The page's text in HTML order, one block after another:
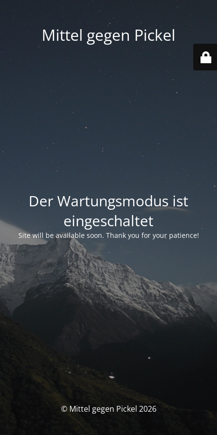
Mittel gegen Pickel
Der Wartungsmodus ist
eingeschaltet
Site will be available soon. Thank you for your patience!
© Mittel gegen Pickel 2026